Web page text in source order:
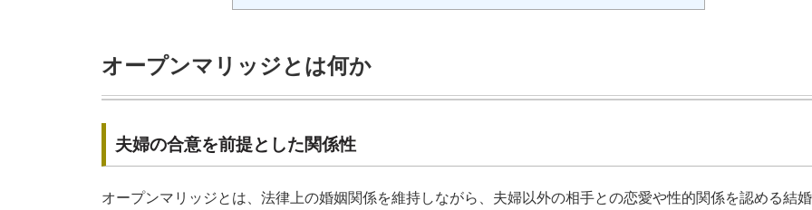
オープンマリッジとは何か
夫婦の合意を前提とした関係性
オープンマリッジとは、法律上の婚姻関係を維持しながら、夫婦以外の相手との恋愛や性的関係を認める結